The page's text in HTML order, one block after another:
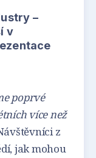
–
v
poprvé
více než
z
jak mohou